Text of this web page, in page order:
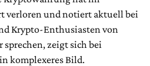
verloren und notiert aktuell bei
Krypto-Enthusiasten von
zeigt sich bei
komplexeres Bild.